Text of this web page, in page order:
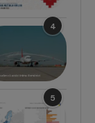
4
5